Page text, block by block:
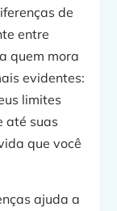
de
entre
quem mora
evidentes:
limites
até suas
que você
ajuda a